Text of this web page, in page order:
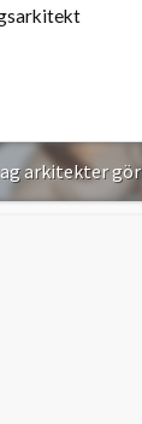
arkitekter gör